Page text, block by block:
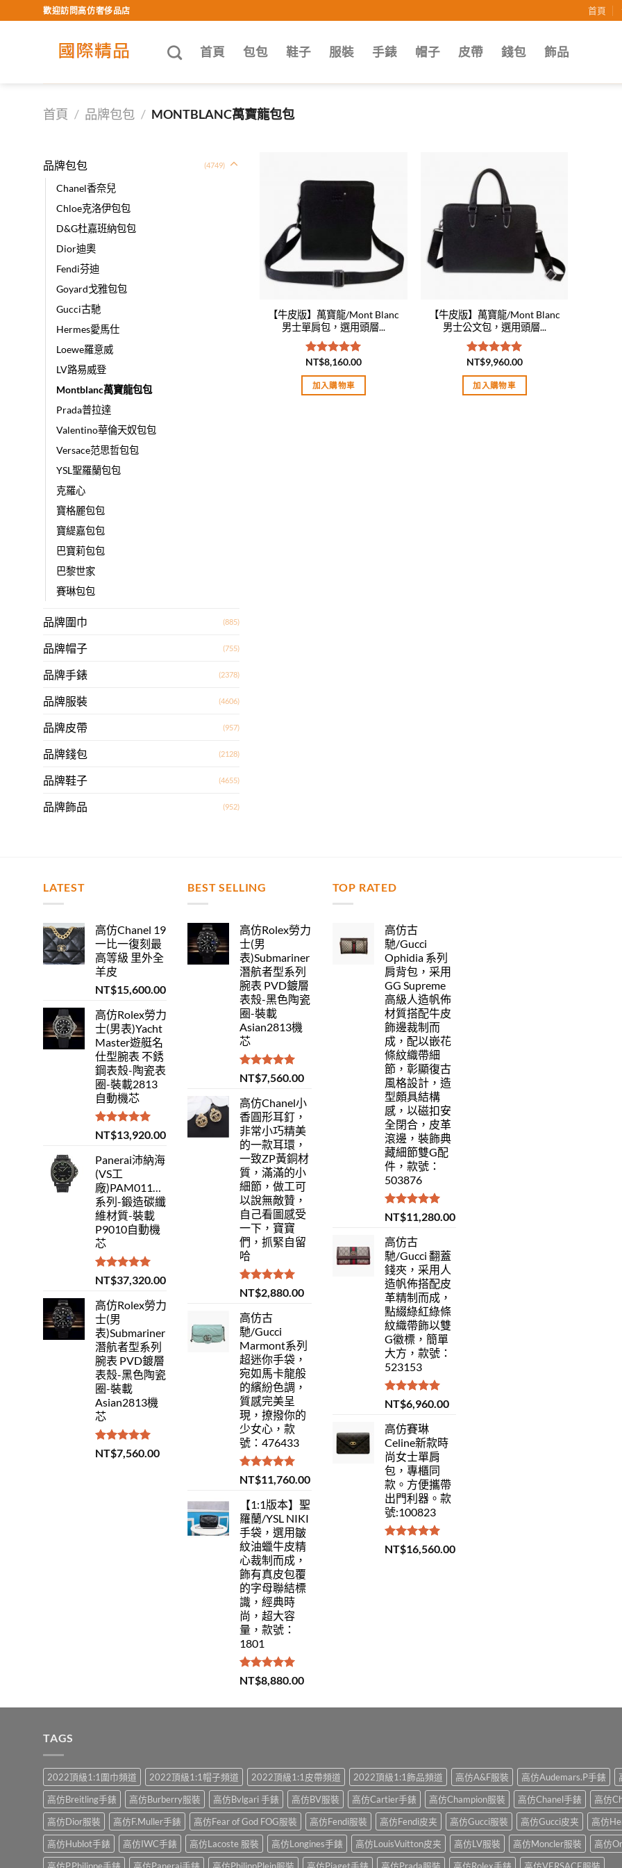
to
歡迎訪問高仿奢侈品店 首頁
首頁 包包 鞋子 服裝 手錶 帽子 皮帶 錢包 飾品
首頁 / 品牌包包 / MONTBLANC萬寶龍包包
品牌包包 (4749)
Chanel香奈兒
Chloe克洛伊包包
D&G杜嘉班納包包
Dior迪奧
Fendi芬迪
Goyard戈雅包包
Gucci古馳
Hermes愛馬仕
Loewe羅意威
LV路易威登
Montblanc萬寶龍包包
Prada普拉達
Valentino華倫天奴包包
Versace范思哲包包
YSL聖羅蘭包包
克羅心
寶格麗包包
寶緹嘉包包
巴寶莉包包
巴黎世家
賽琳包包
品牌圍巾 (885)
品牌帽子 (755)
品牌手錶 (2378)
品牌服裝 (4606)
品牌皮帶 (957)
品牌錢包 (2128)
品牌鞋子 (4655)
品牌飾品 (952)
wishlist
【牛皮版】萬寶龍/Mont Blanc
男士單肩包，選用頭層...
評分5.00
滿分 5
NT$8,160.00
加入購物車
【牛皮版】萬寶龍/Mont Blanc
男士公文包，選用頭層...
評分5.00
滿分 5
NT$9,960.00
加入購物車
LATEST
高仿Chanel 19
一比一復刻最
高等級 里外全
羊皮
NT$15,600.00
高仿Rolex勞力
士(男表)Yacht
Master遊艇名
仕型腕表 不銹
鋼表殼-陶瓷表
圈-裝載2813
自動機芯
評分5.00
滿分 5
NT$13,920.00
Panerai沛納海
(VS工
廠)PAM01118Luminor
系列-鍛造碳纖
維材質-裝載
P9010自動機
芯
評分5.00
滿分 5
NT$37,320.00
高仿Rolex勞力
士(男
表)Submariner
潛航者型系列
腕表 PVD鍍層
表殼-黑色陶瓷
圈-裝載
Asian2813機
芯
評分 5.00
滿分 5
NT$7,560.00
BEST SELLING
高仿Rolex勞力
士(男
表)Submariner
潛航者型系列
腕表 PVD鍍層
表殼-黑色陶瓷
圈-裝載
Asian2813機
芯
評分 5.00
滿分 5
NT$7,560.00
高仿Chanel小
香圓形耳釘，
非常小巧精美
的一款耳環，
一致ZP黃銅材
質，滿滿的小
細節，做工可
以說無敵贊，
自己看圖感受
一下，寶寶
們，抓緊自留
哈
評分 5.00
滿分 5
NT$2,880.00
高仿古
馳/Gucci
Marmont系列
超迷你手袋，
宛如馬卡龍般
的繽紛色調，
質感完美呈
現，撩撥你的
少女心，款
號：476433
評分5.00
滿分 5
NT$11,760.00
【1:1版本】聖
羅蘭/YSL NIKI
手袋，選用皺
紋油蠟牛皮精
心裁制而成，
飾有真皮包覆
的字母聯結標
識，經典時
尚，超大容
量，款號：
1801
評分 5.00
滿分 5
NT$8,880.00
TOP RATED
高仿古
馳/Gucci
Ophidia 系列
肩背包，采用
GG Supreme
高級人造帆佈
材質搭配牛皮
飾邊裁制而
成，配以嵌花
條紋織帶細
節，彰顯復古
風格設計，造
型頗具結構
感，以磁扣安
全閉合，皮革
滾邊，裝飾典
藏細節雙G配
件，款號：
503876
評分5.00
滿分 5
NT$11,280.00
高仿古
馳/Gucci 翻蓋
錢夾，采用人
造帆佈搭配皮
革精制而成，
點綴綠紅綠條
紋織帶飾以雙
G徽標，簡單
大方，款號：
523153
評分5.00
滿分 5
NT$6,960.00
高仿賽琳
Celine新款時
尚女士單肩
包，專櫃同
款。方便攜帶
出門利器。款
號:100823
評分5.00
滿分 5
NT$16,560.00
TAGS
2022頂級1:1圍巾頻道 2022頂級1:1帽子頻道 2022頂級1:1皮帶頻道 2022頂級1:1飾品頻道 高仿A&F服裝 高仿Audemars.P手錶
高仿Breitling手錶
高仿Burberry服裝 高仿Bvlgari 手錶 高仿BV服裝 高仿Cartier手錶 高仿Champion服裝 高仿Chanel手錶 高仿
高仿Dior服裝
高仿F.Muller手錶 高仿Fear of God FOG服裝 高仿Fendi服裝 高仿Fendi皮夹 高仿Gucci服裝 高仿Gucci皮夹 高仿
高仿Hublot手錶
高仿IWC手錶 高仿Lacoste 服裝 高仿Longines手錶 高仿LouisVuitton皮夹 高仿LV服裝 高仿Moncler服裝 高仿